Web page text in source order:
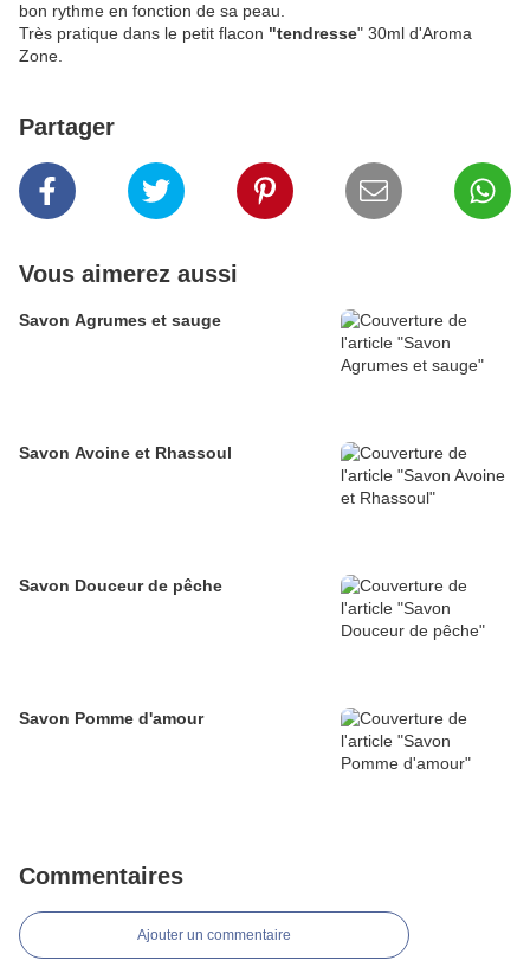
bon rythme en fonction de sa peau.
Très pratique dans le petit flacon "tendresse" 30ml d'Aroma
Zone.
Partager
Vous aimerez aussi
Savon Agrumes et sauge
Savon Avoine et Rhassoul
Savon Douceur de pêche
Savon Pomme d'amour
Commentaires
Ajouter un commentaire